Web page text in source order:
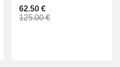
62.50 €
125.00 €